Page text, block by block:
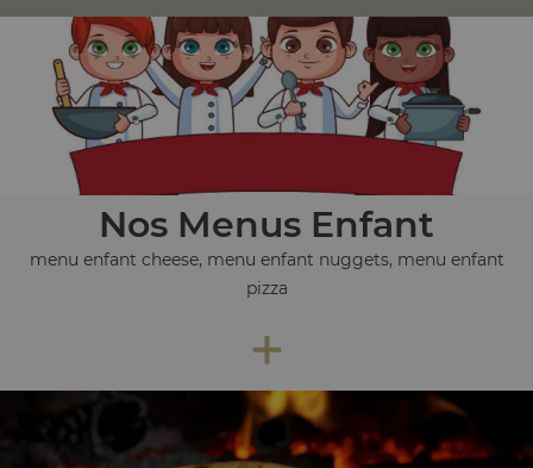
Nos Menus Enfant
menu enfant cheese, menu enfant nuggets, menu enfant
pizza
+